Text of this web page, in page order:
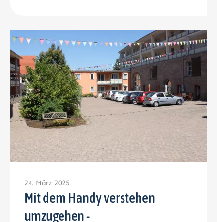
24. März 2025
Mit dem Handy verstehen
umzugehen -